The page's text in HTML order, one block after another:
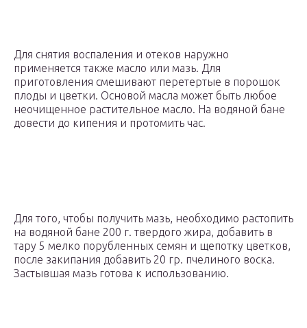
Для снятия воспаления и отеков наружно
применяется также масло или мазь. Для
приготовления смешивают перетертые в порошок
плоды и цветки. Основой масла может быть любое
неочищенное растительное масло. На водяной бане
довести до кипения и протомить час.
Для того, чтобы получить мазь, необходимо растопить
на водяной бане 200 г. твердого жира, добавить в
тару 5 мелко порубленных семян и щепотку цветков,
после закипания добавить 20 гр. пчелиного воска.
Застывшая мазь готова к использованию.